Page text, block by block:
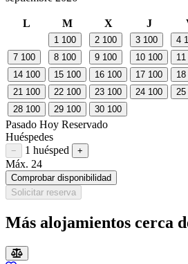
L M X J
1 100 2 100 3 100 4
7 100 8 100 9 100 10 100 11
14 100 15 100 16 100 17 100 18
21 100 22 100 23 100 24 100 25
28 100 29 100 30 100
Pasado Hoy Reservado
Huéspedes
Restar huésped
− 1 huésped Sumar huésped
+
Máx. 24
Comprobar disponibilidad
Solicitar reserva
Más alojamientos cerca